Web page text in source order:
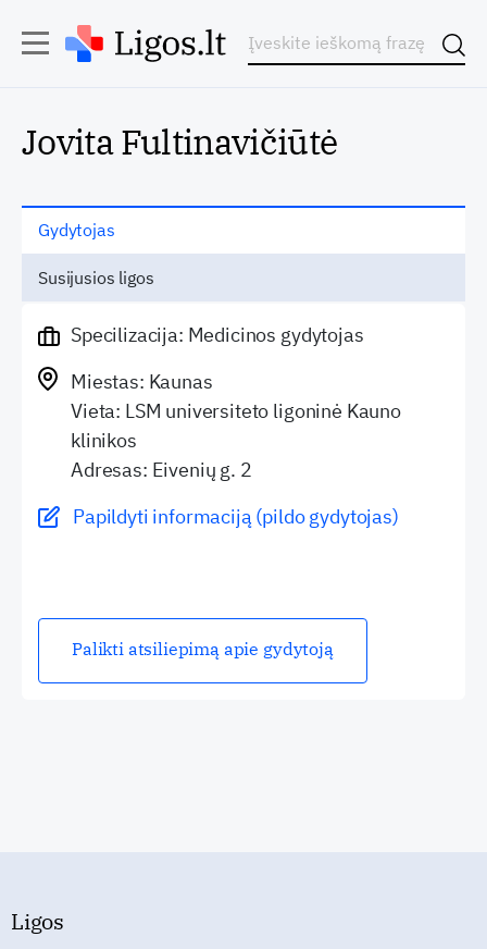
Jovita Fultinavičiūtė
Gydytojas
Susijusios ligos
Specilizacija: Medicinos gydytojas
Miestas: Kaunas
Vieta: LSM universiteto ligoninė Kauno
klinikos
Adresas: Eivenių g. 2
Papildyti informaciją (pildo gydytojas)
Palikti atsiliepimą apie gydytoją
Ligos